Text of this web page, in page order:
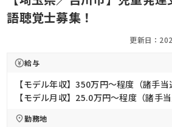
語聴覚士募集！
更新日：
給与
【モデル年収】350万円〜程度（諸手当
【モデル月収】25.0万円〜程度（諸手
勤務地